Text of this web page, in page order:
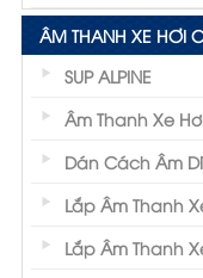
ÂM THANH XE HƠI
SUP ALPINE
Âm Thanh Xe
Dán Cách Âm
Lắp Âm Thanh
Lắp Âm Thanh